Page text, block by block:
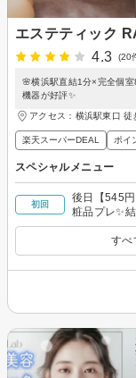
エステティック
4.3
(20
🌸横浜駅直結1分×完全個
機器が好評✨
アクセス：横浜駅東口
楽天スーパーDEAL ポイ
スペシャルメニュー
初回
後日【545
粧品プレ✨
つるつる潤
すべ